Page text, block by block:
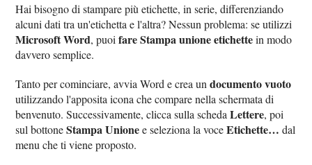
Hai bisogno di stampare più etichette, in serie, differenziando
alcuni dati tra un'etichetta e l'altra? Nessun problema: se utilizzi
Microsoft Word, puoifare Stampa unione etichettein modo
davvero semplice.
Tanto per cominciare, avvia Word e crea undocumento vuoto
utilizzando l'apposita icona che compare nella schermata di
benvenuto. Successivamente, clicca sulla schedaLettere, poi
sul bottoneStampa Unionee seleziona la voceEtichette… dal
menu che ti viene proposto.